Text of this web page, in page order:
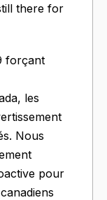
there for
forçant
les
Nous
pour